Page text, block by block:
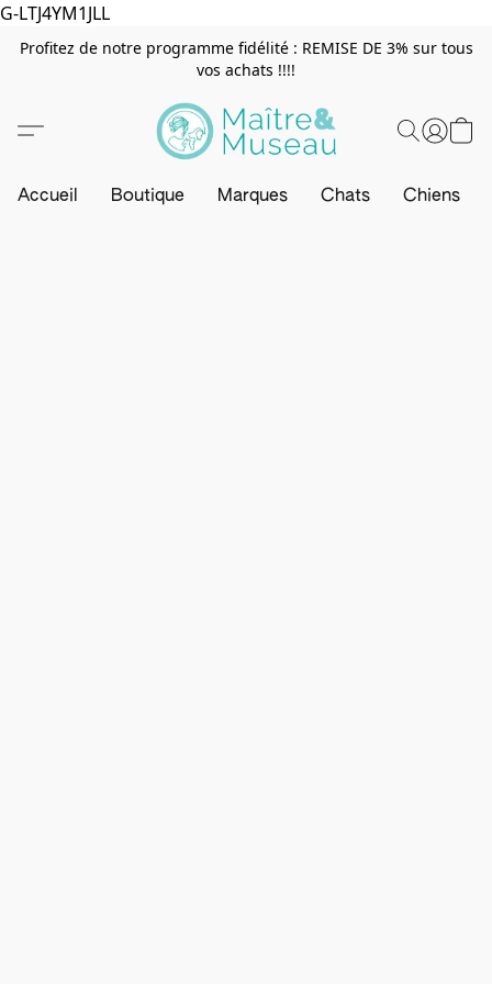
G-LTJ4YM1JLL
Profitez de notre programme fidélité : REMISE DE 3% sur tous
vos achats !!!!
Accueil Boutique Marques Chats Chiens